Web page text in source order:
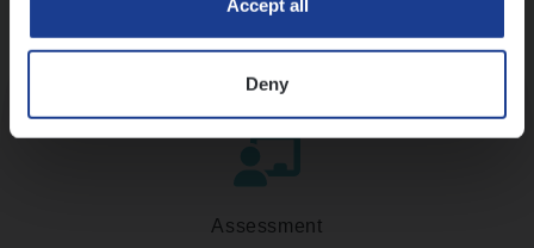
Accept all
Deny
Kennismaking met HR
Assessment